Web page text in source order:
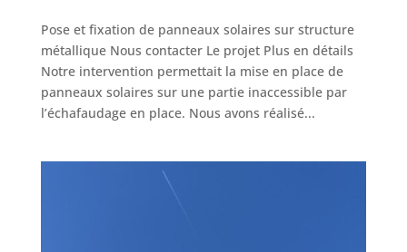
Pose et fixation de panneaux solaires sur structure
métallique Nous contacter Le projet Plus en détails
Notre intervention permettait la mise en place de
panneaux solaires sur une partie inaccessible par
l’échafaudage en place. Nous avons réalisé...